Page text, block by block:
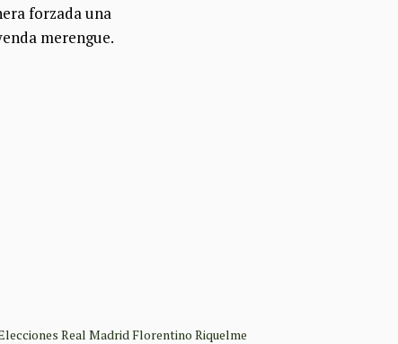
forzada una
merengue.